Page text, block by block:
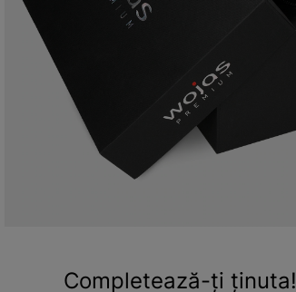
Completează-ți ținuta!